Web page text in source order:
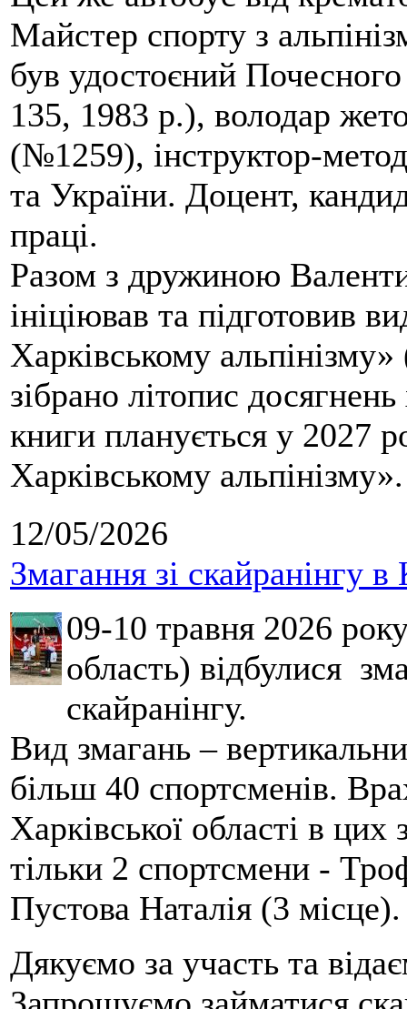
Майстер спорту з
був удостоєний
135, 1983 р.), володар
(№1259), інструктор-
та України. Доцент,
праці.
Разом з дружиною
ініціював та підготовив
Харківському
зібрано літопис
книги планується у 2027
Харківському альпінізму».
12/05/2026
Змагання зі скайранінгу в
09-10 травня 2026
область) відбулися
скайранінгу.
Вид змагань –
більш 40 спортсменів.
Харківської області в
тільки 2 спортсмени -
Пустова Наталія (3 місце).
Дякуємо за участь та